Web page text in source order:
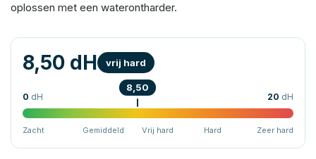
oplossen met een waterontharder.
8,50 dH vrij hard
0 dH 20 dH
8,50
Zacht Gemiddeld Vrij hard Hard Zeer hard